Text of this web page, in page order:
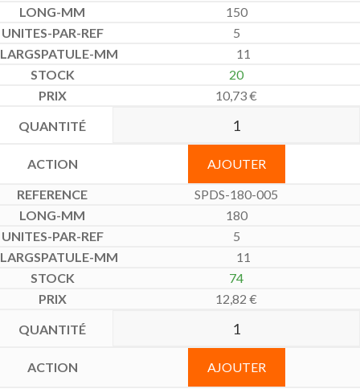
150
5
11
20
10,73€
AJOUTER
SPDS-180-005
180
5
11
74
12,82 €
AJOUTER